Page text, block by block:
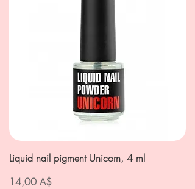
Liquid nail pigment Unicorn, 4 ml
Цена
14,00 A$